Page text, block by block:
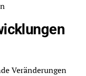
Veränderungen